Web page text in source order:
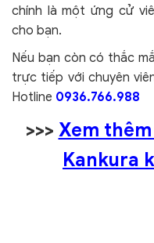
chính là một ứng cử
cho bạn.
Nếu bạn còn có thắc
trực tiếp với chuyên
Hotline 0936.766.988
>>> Xem
Kankura